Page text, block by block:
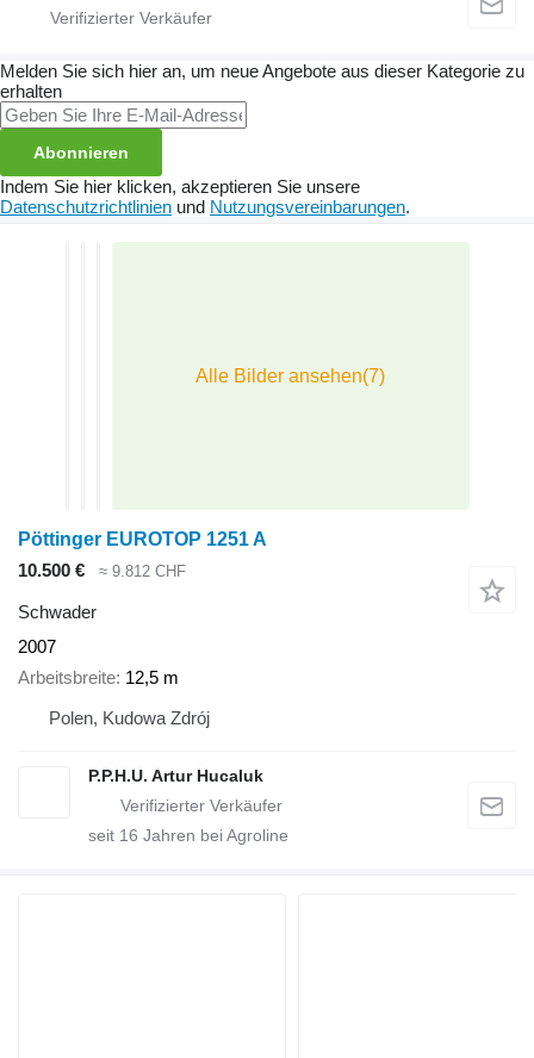
Melden Sie sich hier an, um neue Angebote aus dieser Kategorie zu
erhalten
Abonnieren
Indem Sie hier klicken, akzeptieren Sie unsere
Datenschutzrichtlinien und Nutzungsvereinbarungen.
Pöttinger EUROTOP 1251 A
10.500 €
≈ 9.812 CHF
Schwader
2007
Arbeitsbreite 12,5 m
Polen, Kudowa Zdrój
P.P.H.U. Artur Hucaluk
seit 16 Jahren bei Agroline